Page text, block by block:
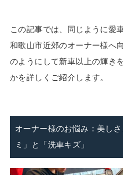
この記事では、同じように愛
和歌山市近郊のオーナー様へ
のようにして新車以上の輝き
かを詳しくご紹介します。
オーナー様のお悩み：美し
ミ」と「洗車キズ」